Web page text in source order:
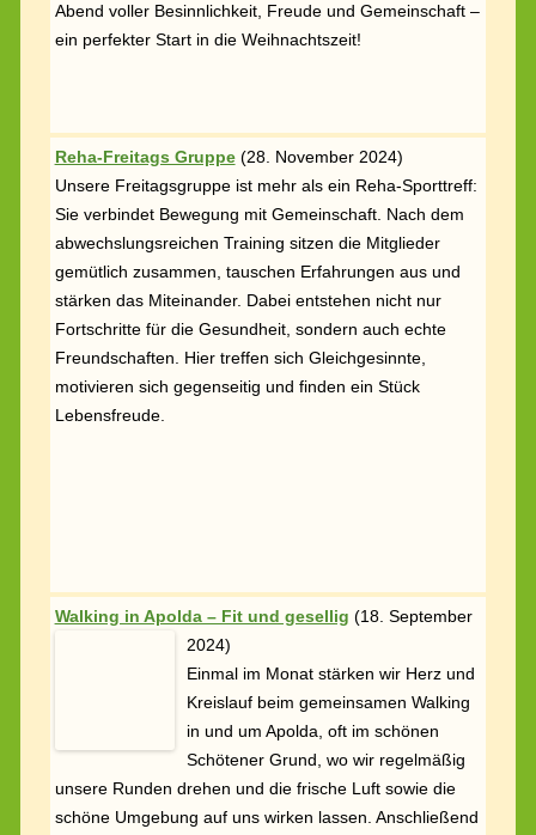
Abend voller Besinnlichkeit, Freude und Gemeinschaft –
ein perfekter Start in die Weihnachtszeit!
Reha-Freitags Gruppe(28. November 2024)
Unsere Freitagsgruppe ist mehr als ein Reha-Sporttreff:
Sie verbindet Bewegung mit Gemeinschaft. Nach dem
abwechslungsreichen Training sitzen die Mitglieder
gemütlich zusammen, tauschen Erfahrungen aus und
stärken das Miteinander. Dabei entstehen nicht nur
Fortschritte für die Gesundheit, sondern auch echte
Freundschaften. Hier treffen sich Gleichgesinnte,
motivieren sich gegenseitig und finden ein Stück
Lebensfreude.
Walking in Apolda – Fit und gesellig (18. September
Einmal im Monat stärken wir Herz und Kreislauf beim
gemeinsamen Walking in und um Apolda, oft im
schönen Schötener Grund, wo wir regelmäßig unsere
Runden drehen und die frische Luft sowie die schöne
Umgebung auf uns wirken lassen. Anschließend
genießen wir bei Kaffee und Gebäck die Gemeinschaft.